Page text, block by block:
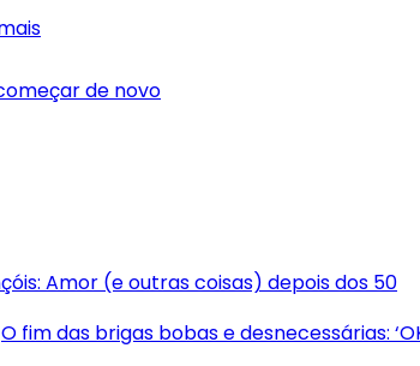
de novo
Amor (e outras coisas) depois dos 50
O fim das brigas bobas e desnecessárias: